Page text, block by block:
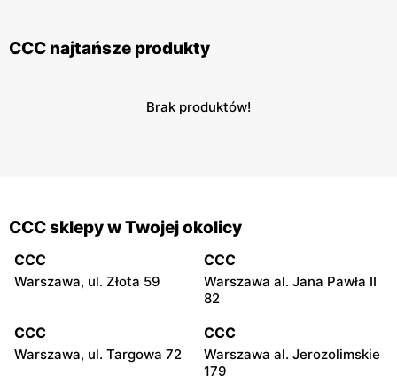
CCC najtańsze produkty
Brak produktów!
CCC sklepy w Twojej okolicy
CCC
Warszawa, ul. Złota 59
CCC
Warszawa al. Jana Pawła II
82
CCC
Warszawa, ul. Targowa 72
CCC
Warszawa al. Jerozolimskie
179